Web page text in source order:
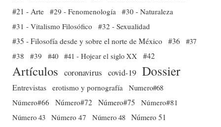
#21 - Arte #29 - Fenomenología
#30 - Naturaleza
#31 - Vitalismo Filosófico
#32 - Sexualidad
#35 - Filosofía desde y sobre el norte de México #36 #37
#38
#39 #40 #41 - Hojear el siglo XX #42
Artículos coronavirus covid-19 Dossier
Entrevistas erotismo y pornografía
Numero#68
Número#66
Número#72 Número#75
Número#81
Número 43 Número 47 Número 48 Número 51